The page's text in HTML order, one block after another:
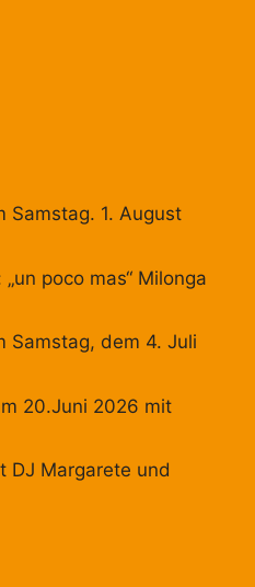
Samstag. 1. August
poco mas“ Milonga
Samstag, dem 4. Juli
20.Juni 2026 mit
DJ Margarete und